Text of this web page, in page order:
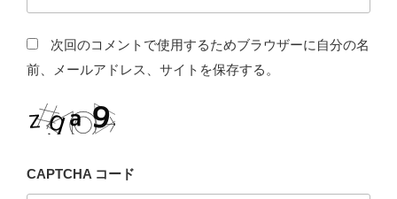
次回のコメントで使用するためブラウザーに自分の名
前、メールアドレス、サイトを保存する。
CAPTCHA コード